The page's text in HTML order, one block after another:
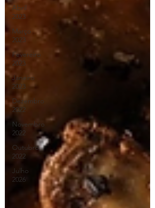
Abril
2023
Março
2023
Fevereiro
2023
Janeiro
2023
Dezembro
2022
Novembro
2022
Outubro
2022
Julho
2026